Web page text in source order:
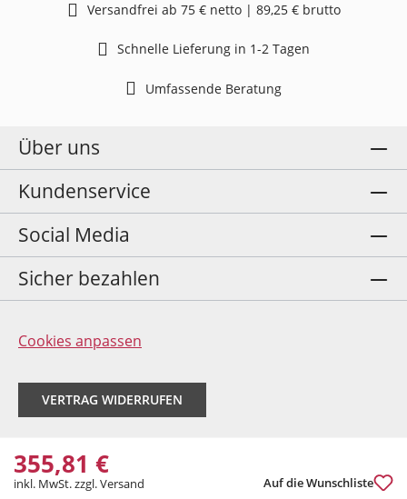
355,81 €
inkl. MwSt. zzgl. Versand Auf die Wunschliste
Versandfrei ab 75 € netto | 89,25 € brutto
Schnelle Lieferung in 1-2 Tagen
Umfassende Beratung
Über uns
Kundenservice
Social Media
Sicher bezahlen
Cookies anpassen
VERTRAG WIDERRUFEN